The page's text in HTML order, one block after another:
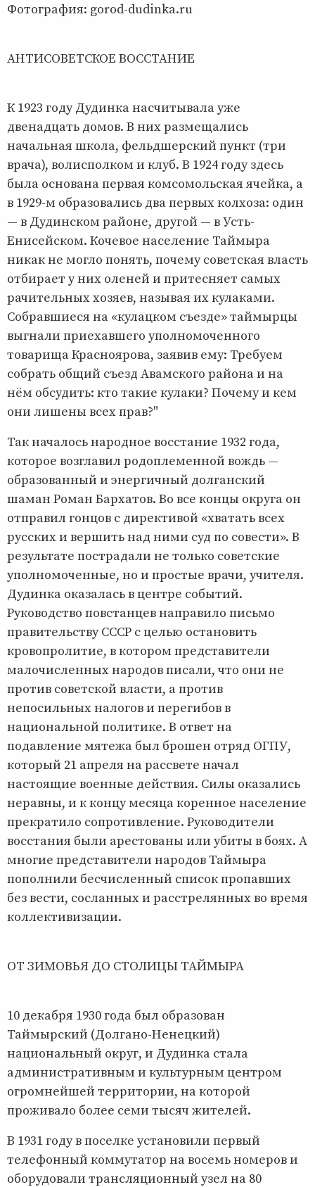
Фотография: gorod-dudinka.ru
АНТИСОВЕТСКОЕ ВОССТАНИЕ
К 1923 году Дудинка насчитывала уже
двенадцать домов. В них размещались
начальная школа, фельдшерский пункт (три
врача), волисполком и клуб. В 1924 году здесь
была основана первая комсомольская ячейка, а
в 1929-м образовались два первых колхоза: один
— в Дудинском районе, другой — в Усть-
Енисейском. Кочевое население Таймыра
никак не могло понять, почему советская власть
отбирает у них оленей и притесняет самых
рачительных хозяев, называя их кулаками.
Собравшиеся на «кулацком съезде» таймырцы
выгнали приехавшего уполномоченного
товарища Красноярова, заявив ему: Требуем
собрать общий съезд Авамского района и на
нём обсудить: кто такие кулаки? Почему и кем
они лишены всех прав?"
Так началось народное восстание 1932 года,
которое возглавил родоплеменной вождь —
образованный и энергичный долганский
шаман Роман Бархатов. Во все концы округа он
отправил гонцов с директивой «хватать всех
русских и вершить над ними суд по совести». В
результате пострадали не только советские
уполномоченные, но и простые врачи, учителя.
Дудинка оказалась в центре событий.
Руководство повстанцев направило письмо
правительству СССР с целью остановить
кровопролитие, в котором представители
малочисленных народов писали, что они не
против советской власти, а против
непосильных налогов и перегибов в
национальной политике. В ответ на
подавление мятежа был брошен отряд ОГПУ,
который 21 апреля на рассвете начал
настоящие военные действия. Силы оказались
неравны, и к концу месяца коренное население
прекратило сопротивление. Руководители
восстания были арестованы или убиты в боях. А
многие представители народов Таймыра
пополнили бесчисленный список пропавших
без вести, сосланных и расстрелянных во время
коллективизации.
ОТ ЗИМОВЬЯ ДО СТОЛИЦЫ ТАЙМЫРА
10 декабря 1930 года был образован
Таймырский (Долгано-Ненецкий)
национальный округ, и Дудинка стала
административным и культурным центром
огромнейшей территории, на которой
проживало более семи тысяч жителей.
В 1931 году в поселке установили первый
телефонный коммутатор на восемь номеров и
оборудовали трансляционный узел на 80